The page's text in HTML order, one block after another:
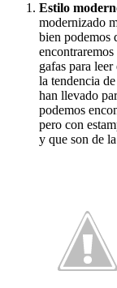
Estilo
modernizado
bien podemos
gafas para
la tendencia
han llevado
podemos
pero con
y que son de